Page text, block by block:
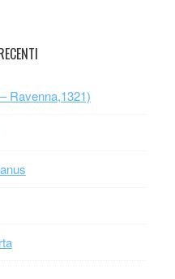
Ravenna,1321)